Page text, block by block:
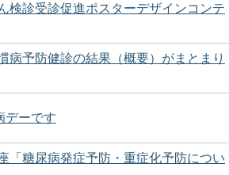
検診受診促進ポスターデザインコンテ
病予防健診の結果（概要）がまとまり
デーです
「糖尿病発症予防・重症化予防につい